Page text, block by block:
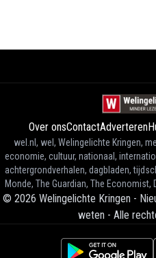
Over onsContactAdverteren
wel.nl, wel, Welingelichte Kringen,
economie, cultuur, nationaal,
achtergrondverhalen, dagbladen,
Monde, The Guardian, The
© 2026 Welingelichte Kringen -
weten - Alle